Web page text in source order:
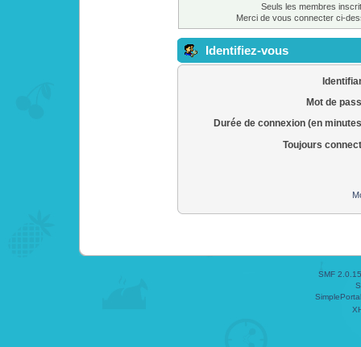
Seuls les membres
Merci de vous connecter ci-
Identifiez-vous
Mot de
Durée de connexion (en
Toujours
SMF 2.0.15